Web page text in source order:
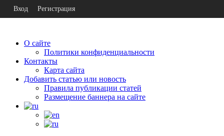
О сайте
Политики конфиденциальности
Контакты
Карта сайта
Добавить статью или новость
Правила публикации статей
Размещение баннера на сайте
Вход Регистрация